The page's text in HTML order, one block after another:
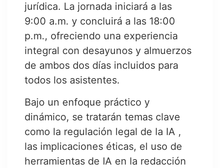
jurídica. La jornada iniciará a las
9:00 a.m. y concluirá a las 18:00
p.m., ofreciendo una experiencia
integral con desayunos y almuerzos
de ambos dos días incluidos para
todos los asistentes.
Bajo un enfoque práctico y
dinámico, se tratarán temas clave
como la regulación legal de la IA ,
las implicaciones éticas, el uso de
herramientas de IA en la redacción